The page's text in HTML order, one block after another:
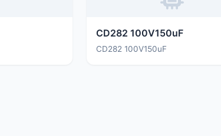
CD282 100V150uF
CD282 100V150uF